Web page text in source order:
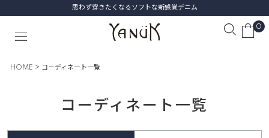
思わず穿きたくなるソフトな新感覚デニム
0
HOME コーディネート一覧
コーディネート一覧